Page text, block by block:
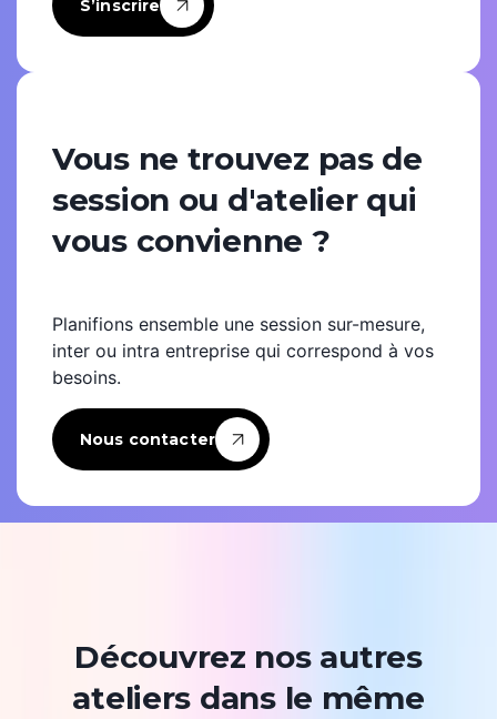
S’inscrire
Vous ne trouvez pas de
session ou d'atelier qui
vous convienne ?
Planifions ensemble une session sur-mesure,
inter ou intra entreprise qui correspond à vos
besoins.
Nous contacter
Découvrez nos autres
ateliers dans le même